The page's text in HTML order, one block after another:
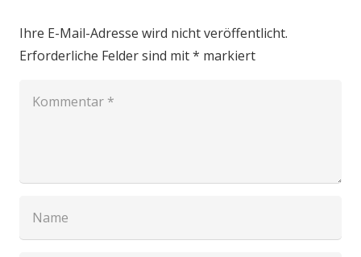
Ihre E-Mail-Adresse wird nicht veröffentlicht.
Erforderliche Felder sind mit* markiert